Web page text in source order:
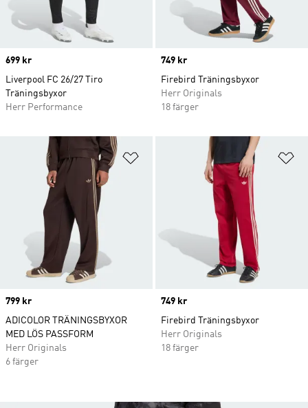
Price
699 kr
Liverpool FC 26/27 Tiro
Träningsbyxor
Herr Performance
Price
749 kr
Firebird Träningsbyxor
Herr Originals
18 färger
Lägg till på önskelistan
Price
799 kr
ADICOLOR TRÄNINGSBYXOR
MED LÖS PASSFORM
Herr Originals
6 färger
Price
749 kr
Firebird Träningsbyxor
Herr Originals
18 färger